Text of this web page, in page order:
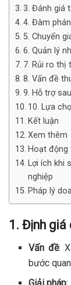
3. Đánh giá
4. Đàm
5. Chuyển
6. Quản lý
7. Rủi ro thị
8. Vấn đề
9. Hỗ trợ
10. Lựa
Kết luận
Xem thêm
Hoạt
Lợi ích khi
nghiệp
Pháp lý
1. Định giá
Vấn đề:
bước